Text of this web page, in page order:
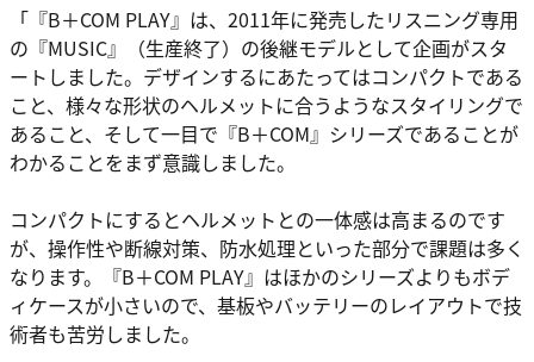
「『B＋COM PLAY』は、2011年に発売したリスニング専用
の『MUSIC』（生産終了）の後継モデルとして企画がスタ
ートしました。デザインするにあたってはコンパクトである
こと、様々な形状のヘルメットに合うようなスタイリングで
あること、そして一目で『B＋COM』シリーズであることが
わかることをまず意識しました。
コンパクトにするとヘルメットとの一体感は高まるのです
が、操作性や断線対策、防水処理といった部分で課題は多く
なります。『B＋COM PLAY』はほかのシリーズよりもボデ
ィケースが小さいので、基板やバッテリーのレイアウトで技
術者も苦労しました。